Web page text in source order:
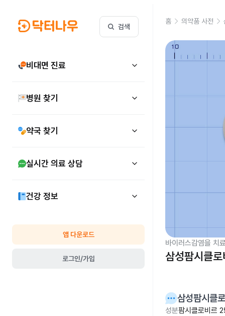
검색
비대면 진료
병원 찾기
약국 찾기
실시간 의료 상담
건강 정보
앱 다운로드
로그인/가입
홈 의약품 사전
바이러스감염을 치
삼성팜시클
삼성팜시클
성분팜시클로비르